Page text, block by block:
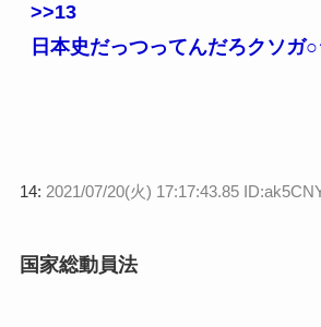
>>13
日本史だっつってんだろクソガ
14: 2021/07/20(火) 17:17:43.85
国家総動員法